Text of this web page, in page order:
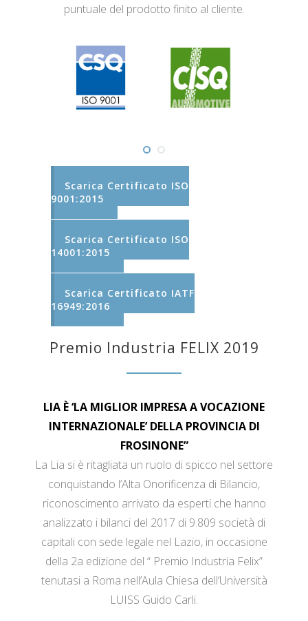
puntuale del prodotto finito al cliente.
Scarica Certificato ISO
9001:2015
Scarica Certificato ISO
14001:2015
Scarica Certificato IATF
16949:2016
Premio Industria FELIX 2019
LIA È ‘LA MIGLIOR IMPRESA A VOCAZIONE
INTERNAZIONALE’ DELLA PROVINCIA DI
FROSINONE”
La Lia si è ritagliata un ruolo di spicco nel settore
conquistando l’Alta Onorificenza di Bilancio,
riconoscimento arrivato da esperti che hanno
analizzato i bilanci del 2017 di 9.809 società di
capitali con sede legale nel Lazio, in occasione
della 2a edizione del “ Premio Industria Felix”
tenutasi a Roma nell’Aula Chiesa dell’Università
LUISS Guido Carli.